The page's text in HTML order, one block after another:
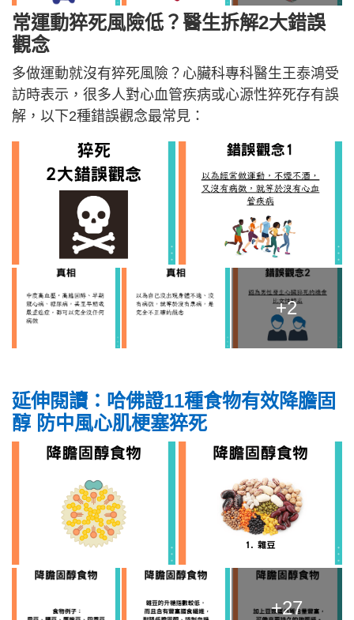
常運動猝死風險低？醫生拆解2大錯誤
觀念
多做運動就沒有猝死風險？心臟科專科醫生王泰鴻受
訪時表示，很多人對心血管疾病或心源性猝死存有誤
解，以下2種錯誤觀念最常見：
+2
延伸閱讀：哈佛證11種食物有效降膽固
醇 防中風心肌梗塞猝死
+27